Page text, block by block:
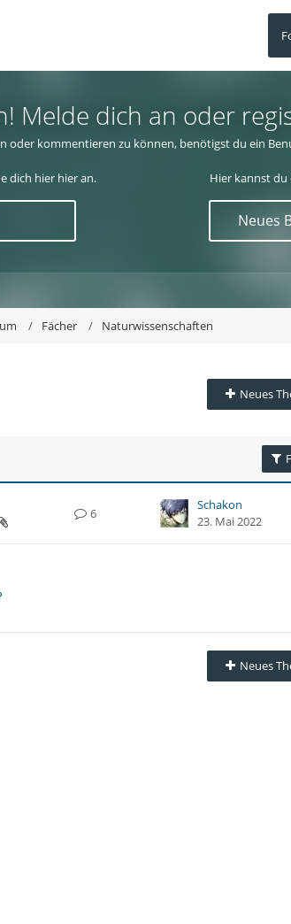
Melde dich an oder
oder kommentieren zu können, benötigst du ein
dich hier hier an. Hier kannst
Neues
Fächer Naturwissenschaften
Neues
6
Schakon
23. Mai 2022
Neues